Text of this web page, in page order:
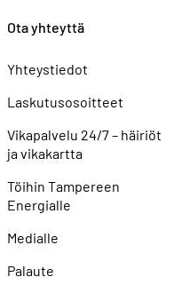
Ota yhteyttä
Yhteystiedot
Laskutusosoitteet
Vikapalvelu 24/7 – häiriöt
ja vikakartta
Töihin Tampereen
Energialle
Medialle
Palaute